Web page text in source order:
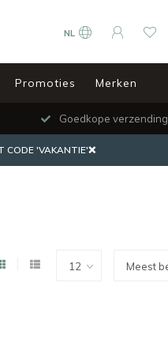
NL
Promoties Merken
Goedkope verzending
CODE 'VAKANTIE'❌